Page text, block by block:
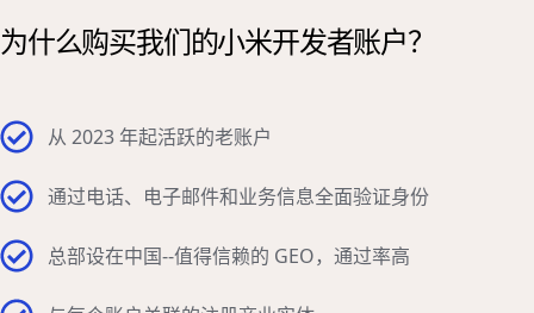
为什么购买我们的小米开发者账户？
从 2023 年起活跃的老账户
通过电话、电子邮件和业务信息全面验证身份
总部设在中国--值得信赖的 GEO，通过率高